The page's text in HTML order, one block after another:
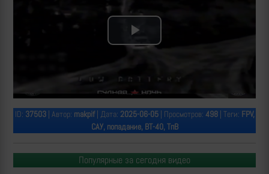
Play
ID: 37503| Автор: makpif| Дата: 2025-06-05| Просмотров: 498| Теги: FPV,
САУ, попадание, ВТ-40, ТпВ
Популярные за сегодня видео